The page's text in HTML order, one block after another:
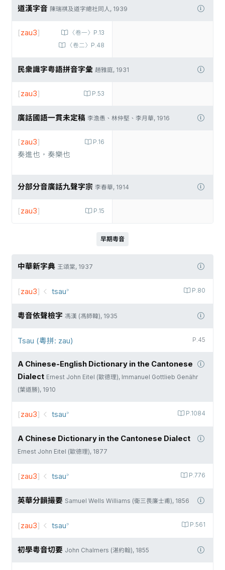
道漢字音 陳瑞祺及道字總社同人, 1939
〈卷一〉P.13
〈卷二〉P.48
[zau3]
民衆識字粤語拼音字彙 趙雅庭, 1931
P.53
[zau3]
廣話國語一貫未定稿 李澹愚、林仲堅、李月華, 1916
P.16
[zau3]
奏進也，奏樂也
分部分音廣話九聲字宗 李春華, 1914
P.15
[zau3]
早期粵音
中華新字典 王頌棠, 1937
P.80
[zau3] tsau꜄
粵音依聲檢字 馮漢 (馮師韓), 1935
P.45
Tsau (粵拼: zau)
A Chinese-English Dictionary in the Cantonese
Dialect Ernest John Eitel (歐德理), Immanuel Gottlieb Genähr
(葉道勝), 1910
P.1084
[zau3] tsau꜄
A Chinese Dictionary in the Cantonese Dialect
Ernest John Eitel (歐德理), 1877
P.776
[zau3] tsau꜄
英華分韻撮要 Samuel Wells Williams (衛三畏廉士甫), 1856
P.561
[zau3] tsau꜄
初學粵音切要 John Chalmers (湛約翰), 1855